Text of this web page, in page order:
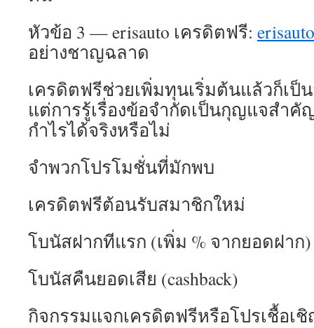
หัวข้อ 3 — erisauto เครดิตฟรี:
อย่างชาญฉลาด
เครดิตฟรีช่วยเพิ่มทุนเริ่มต้นแล้วก็เป็
แต่การรู้เรื่องข้อจำกัดเป็นกุญแจสำ
กำไรได้จริงหรือไม่
จำพวกโปรโมชั่นที่มักพบ
เครดิตฟรีต้อนรับสมาชิกใหม่
โบนัสฝากทีแรก (เพิ่ม % จากยอดฝาก)
โบนัสคืนยอดเสีย (cashback)
กิจกรรมแจกเครดิตฟรีหรือโปรเชื้อเ